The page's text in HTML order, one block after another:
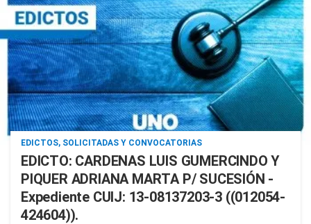
EDICTOS, SOLICITADAS Y CONVOCATORIAS
EDICTO: CARDENAS LUIS GUMERCINDO Y
PIQUER ADRIANA MARTA P/ SUCESIÓN -
Expediente CUIJ: 13-08137203-3 ((012054-
424604)).